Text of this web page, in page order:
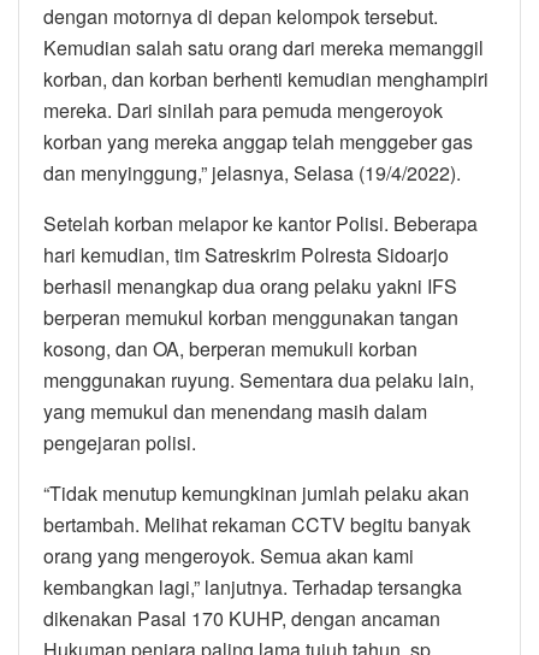
dengan motornya di depan kelompok tersebut.
Kemudian salah satu orang dari mereka memanggil
korban, dan korban berhenti kemudian menghampiri
mereka. Dari sinilah para pemuda mengeroyok
korban yang mereka anggap telah menggeber gas
dan menyinggung,” jelasnya, Selasa (19/4/2022).
Setelah korban melapor ke kantor Polisi. Beberapa
hari kemudian, tim Satreskrim Polresta Sidoarjo
berhasil menangkap dua orang pelaku yakni IFS
berperan memukul korban menggunakan tangan
kosong, dan OA, berperan memukuli korban
menggunakan ruyung. Sementara dua pelaku lain,
yang memukul dan menendang masih dalam
pengejaran polisi.
“Tidak menutup kemungkinan jumlah pelaku akan
bertambah. Melihat rekaman CCTV begitu banyak
orang yang mengeroyok. Semua akan kami
kembangkan lagi,” lanjutnya. Terhadap tersangka
dikenakan Pasal 170 KUHP, dengan ancaman
Hukuman penjara paling lama tujuh tahun. sp